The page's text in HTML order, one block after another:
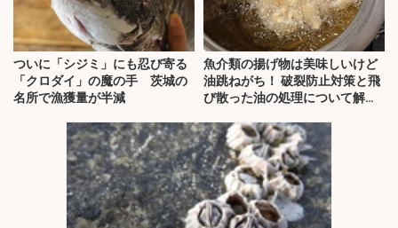
ついに「シジミ」にも忍び寄る
「クロダイ」の魔の手 茨城の
名所で漁獲量が半減
魚介類の揚げ物は美味しいけど
油跳ねがち！ 破裂防止対策と飛
び散った油の処理について解